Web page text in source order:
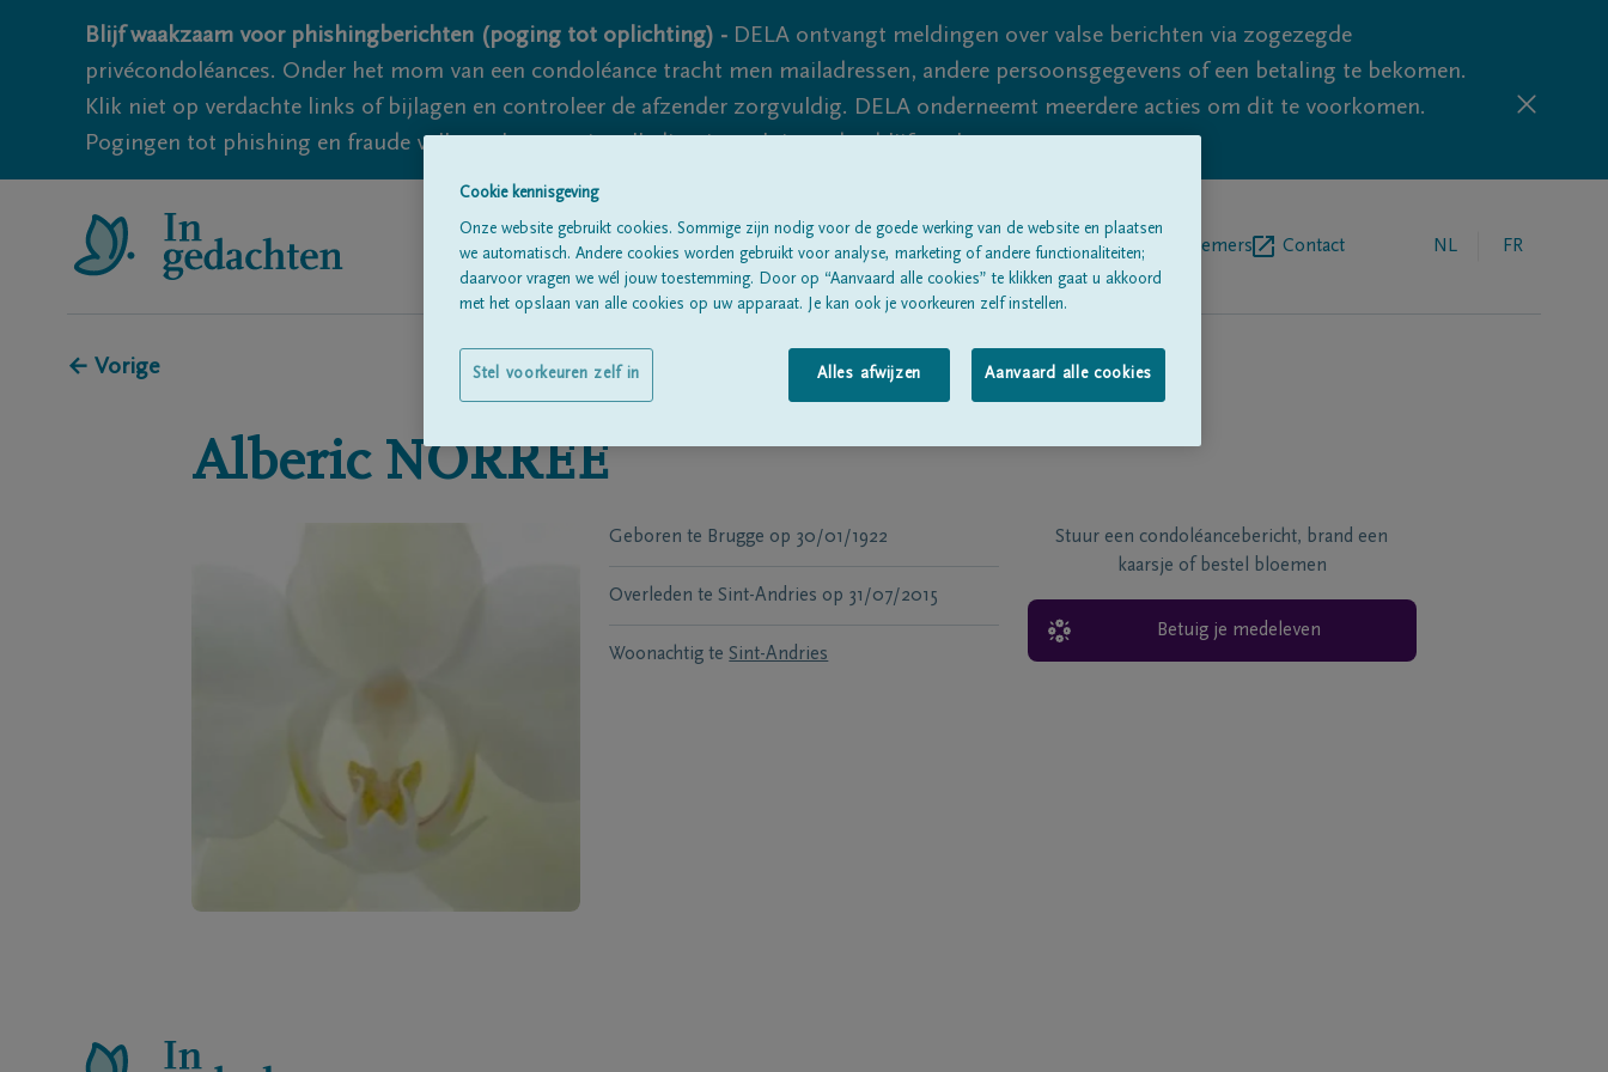
Blijf waakzaam voor phishingberichten (poging tot oplichting) - DELA ontvangt meldingen over valse berichten via zogezegde
privécondoléances. Onder het mom van een condoléance tracht men mailadressen, andere persoonsgegevens of een betaling te bekomen.
Klik niet op verdachte links of bijlagen en controleer de afzender zorgvuldig. DELA onderneemt meerdere acties om dit te voorkomen.
Pogingen tot phishing en fraude vallen echter nooit volledig uit te sluiten, dus blijf waakzaam.
Alle rouwberichtenOver onsBegrafenisondernemers Contact NL FR
← Vorige
Alberic NORREE
Geboren te Brugge op 30/01/1922
Overleden te Sint-Andries op 31/07/2015
Woonachtig te Sint-Andries
Stuur een condoléancebericht, brand een
kaarsje of bestel bloemen
Betuig je medeleven
Cookie kennisgeving
Onze website gebruikt cookies. Sommige zijn nodig voor de goede werking van de website en plaatsen
we automatisch. Andere cookies worden gebruikt voor analyse, marketing of andere functionaliteiten;
daarvoor vragen we wél jouw toestemming. Door op “Aanvaard alle cookies” te klikken gaat u akkoord
met het opslaan van alle cookies op uw apparaat. Je kan ook je voorkeuren zelf instellen.
Alles afwijzen Aanvaard alle cookies
Stel voorkeuren zelf in